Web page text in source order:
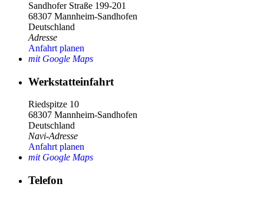
Sandhofer Straße 199-201
68307 Mannheim-Sandhofen
Deutschland
Adresse
Anfahrt planen
mit Google Maps
Werkstatteinfahrt
Riedspitze 10
68307 Mannheim-Sandhofen
Deutschland
Navi-Adresse
Anfahrt planen
mit Google Maps
Telefon